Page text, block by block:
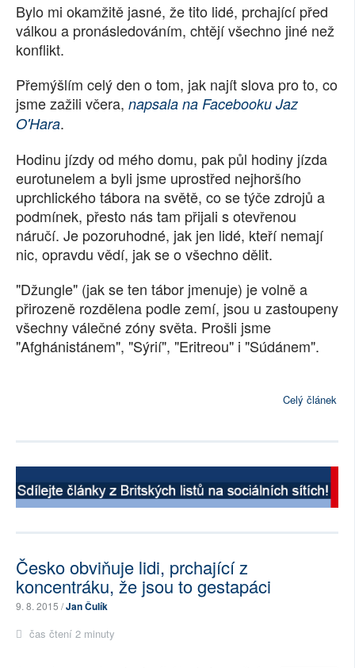
PLNÁ VERZE STRÁNEK
Bylo mi okamžitě jasné, že tito lidé, prchající před
válkou a pronásledováním, chtějí všechno jiné než
konflikt.
Přemýšlím celý den o tom, jak najít slova pro to, co
jsme zažili včera, napsala na Facebooku Jaz
O'Hara.
Hodinu jízdy od mého domu, pak půl hodiny jízda
eurotunelem a byli jsme uprostřed nejhoršího
uprchlického tábora na světě, co se týče zdrojů a
podmínek, přesto nás tam přijali s otevřenou
náručí. Je pozoruhodné, jak jen lidé, kteří nemají
nic, opravdu vědí, jak se o všechno dělit.
"Džungle" (jak se ten tábor jmenuje) je volně a
přirozeně rozdělena podle zemí, jsou u zastoupeny
všechny válečné zóny světa. Prošli jsme
"Afghánistánem", "Sýrií", "Eritreou" i "Súdánem".
Celý článek
Česko obviňuje lidi, prchající z
koncentráku, že jsou to gestapáci
9. 8. 2015 /Jan Čulík
čas čtení 2 minuty